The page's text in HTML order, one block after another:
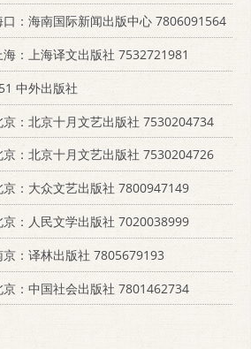
口：海南国际新闻出版中心 7806091564
：上海译文出版社 7532721981
中外出版社
京：北京十月文艺出版社 7530204734
京：北京十月文艺出版社 7530204726
京：大众文艺出版社 7800947149
京：人民文学出版社 7020038999
京：译林出版社 7805679193
京：中国社会出版社 7801462734